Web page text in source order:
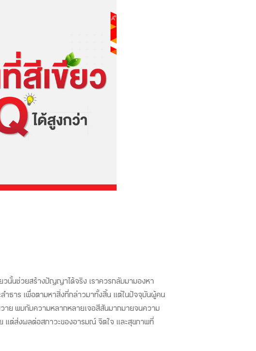
วนั้นช่วยสร้างปัญญาได้จริง เราควรกลับมามองหา
ำธาร เพื่อตามหาสิ่งที่กล่าวมาทั้งสิ้น แต่ในปัจจุบันผู้คน
าย พบกับความหลากหลายเจอสีสันมากมายจนความ
แต่ส่งผลต่อสภาวะของอารมณ์ จิตใจ และสุขภาพที่